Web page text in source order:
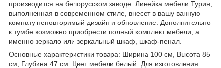
производится на белорусском заводе. Линейка мебели Турин,
выполненная в современном стиле, внесет в вашу ванную
комнату неповторимый дизайн и обновление. Дополнительно
к тумбе возможно приобрести полный комплект мебели, а
именно зеркало или зеркальный шкаф, шкаф-пенал.
Основные характеристики товара: Ширина 100 см, Высота 85
см, Глубина 47 см. Цвет мебели белый. Для изготовления